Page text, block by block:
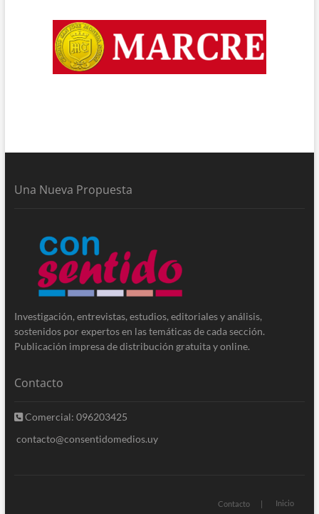
Una Nueva Propuesta
Investigación, entrevistas, estudios, editoriales y análisis,
sostenidos por expertos en las temáticas de cada sección.
Publicación impresa de distribución gratuita y online.
Contacto
Comercial: 096203425
contacto@consentidomedios.uy
Contacto Inicio